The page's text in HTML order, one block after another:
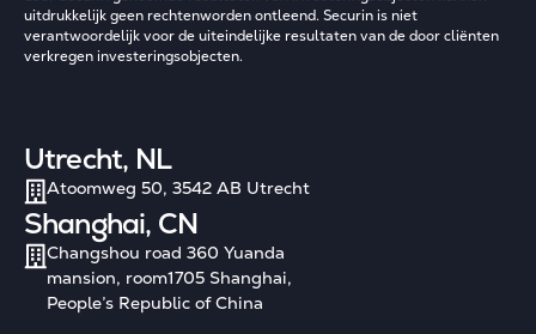
uitdrukkelijk geen rechtenworden ontleend. Securin is niet
verantwoordelijk voor de uiteindelijke resultaten van de door cliënten
verkregen investeringsobjecten.
Utrecht, NL
Atoomweg 50, 3542 AB Utrecht
Shanghai, CN
Changshou road 360 Yuanda
mansion, room1705 Shanghai,
People’s Republic of China